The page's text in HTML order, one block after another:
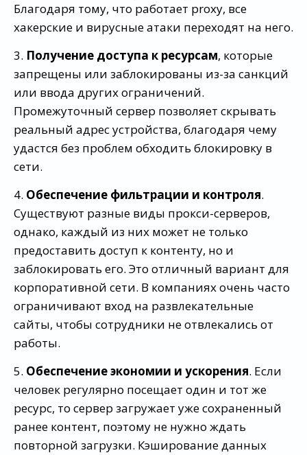
Благодаря тому, что работает proxy, все
хакерские и вирусные атаки переходят на него.
3. Получение доступа к ресурсам, которые
запрещены или заблокированы из-за санкций
или ввода других ограничений.
Промежуточный сервер позволяет скрывать
реальный адрес устройства, благодаря чему
удастся без проблем обходить блокировку в
сети.
4. Обеспечение фильтрации и контроля.
Существуют разные виды прокси-серверов,
однако, каждый из них может не только
предоставить доступ к контенту, но и
заблокировать его. Это отличный вариант для
корпоративной сети. В компаниях очень часто
ограничивают вход на развлекательные
сайты, чтобы сотрудники не отвлекались от
работы.
5. Обеспечение экономии и ускорения. Если
человек регулярно посещает один и тот же
ресурс, то сервер загружает уже сохраненный
ранее контент, поэтому не нужно ждать
повторной загрузки. Кэширование данных